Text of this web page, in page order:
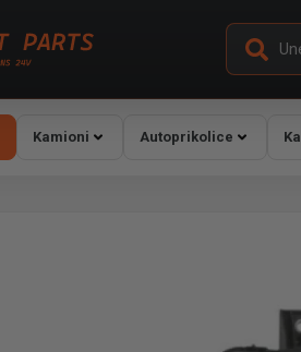
Kamioni Autoprikolice